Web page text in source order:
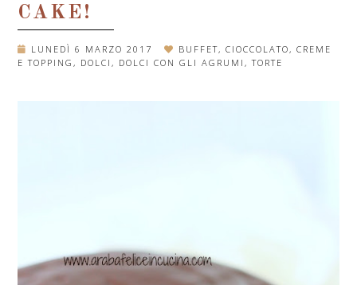
CAKE!
LUNEDÌ 6 MARZO 2017 BUFFET, CIOCCOLATO, CREME
E TOPPING, DOLCI, DOLCI CON GLI AGRUMI, TORTE